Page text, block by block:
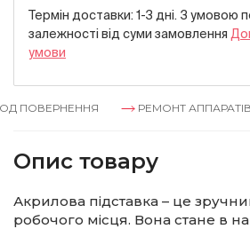
Термін доставки: 1-3 дні. З умовою
залежностi вiд суми замовлення
умови
ПОВЕРНЕННЯ РЕМОНТ АППАРАТІВ
Опис товару
Акрилова підставка – це
робочого місця. Вона стане в